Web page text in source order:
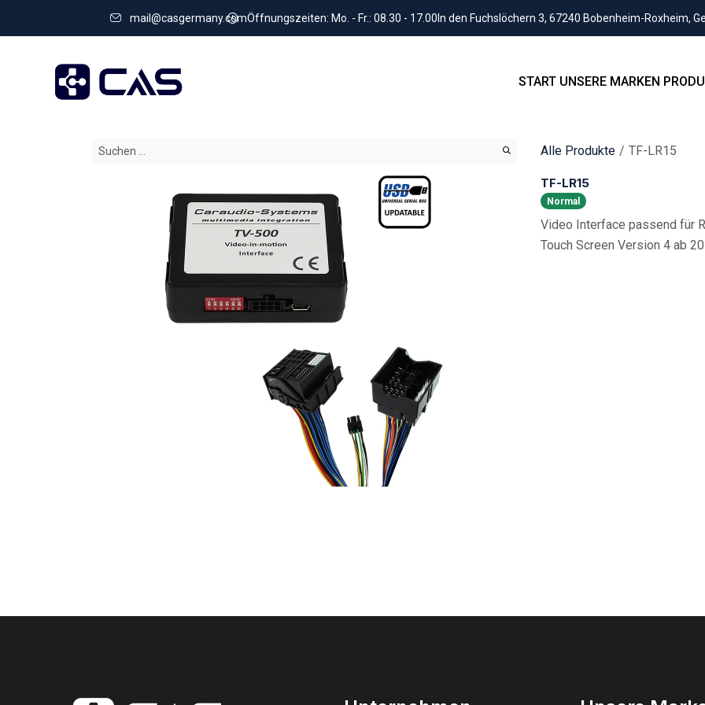
mail@casgermany.comÖffnungszeiten: Mo. - Fr.: 08.30 - 17.00 In den Fuchslöchern 3, 67240 Bobenheim-Roxheim,
START UNSERE MARKEN
Alle Produkte TF-LR15
TF-LR15
Normal
Video Interface passend für
Touch Screen Version 4 ab